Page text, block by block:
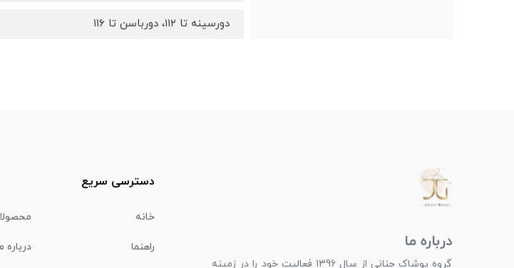
دورسینه تا ۱۱۲، دورباسن تا ۱۱۶
درباره ما
گروه پوشاک جنانی از سال 1396 فعالیت خود را در زمینه
دسترسی سریع
خانه
راهنما درباره